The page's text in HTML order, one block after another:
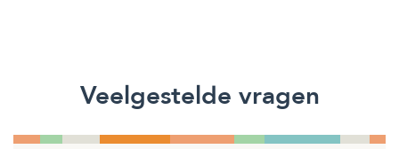
Veelgestelde vragen